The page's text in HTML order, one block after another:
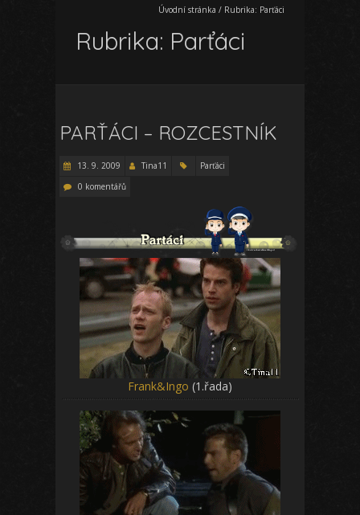
Úvodní stránka / Rubrika: Parťáci
Rubrika: Parťáci
PARŤÁCI – ROZCESTNÍK
13. 9. 2009 Tina11
Parťáci
0 komentářů
Frank&Ingo (1.řada)